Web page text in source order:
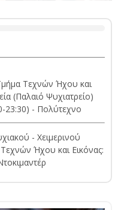
Τεχνών Ήχου και
(Παλαιό Ψυχιατρείο)
23:30) - Πολύτεχνο
- Χειμερινού
Ήχου και Εικόνας: